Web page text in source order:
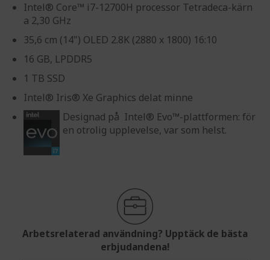
Intel® Core™ i7-12700H processor Tetradeca-kärn
a 2,30 GHz
35,6 cm (14") OLED 2.8K (2880 x 1800) 16:10
16 GB, LPDDR5
1 TB SSD
Intel® Iris® Xe Graphics delat minne
Designad på Intel® Evo™-plattformen: för
en otrolig upplevelse, var som helst.
Arbetsrelaterad användning? Upptäck de bästa
erbjudandena!